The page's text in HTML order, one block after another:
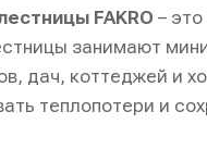
FAKRO –
занимают
дач, коттеджей и
теплопотери и